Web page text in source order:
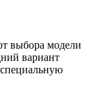
выбора модели
вариант
специальную